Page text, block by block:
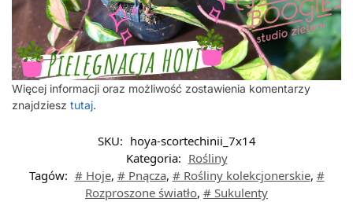
Więcej informacji oraz możliwość zostawienia komentarzy
znajdziesz tutaj.
SKU: hoya-scortechinii_7x14
Kategoria: Rośliny
Tagów: # Hoje, # Pnącza, # Rośliny kolekcjonerskie, #
Rozproszone światło, # Sukulenty